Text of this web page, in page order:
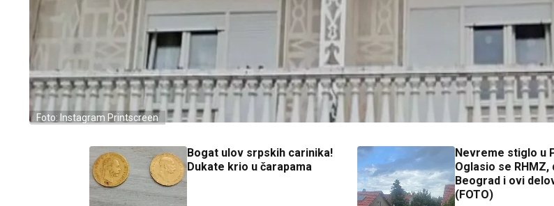
Foto: Instagram Printscreen
Bogat ulov srpskih carinika!
Dukate krio u čarapama
Nevreme stiglo u
Oglasio se
Beograd i ovi
(FOTO)